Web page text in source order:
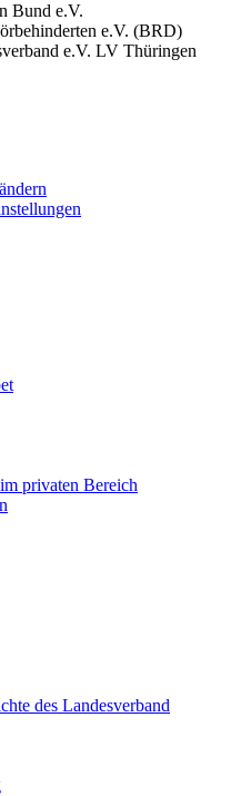
Bund e.V.
e.V. (BRD)
e.V. LV Thüringen
privaten Bereich
des Landesverband